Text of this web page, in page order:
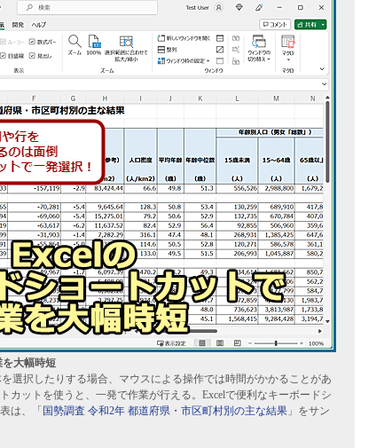
を大幅時短
選択したりする場合、マウスによる操作では時間がかかることがあ
カットを使うと、一発で作業が行える。Excelで便利なキーボードシ
は、「 国勢調査 令和2年 都道府県・市区町村別の主な結果 」をサン